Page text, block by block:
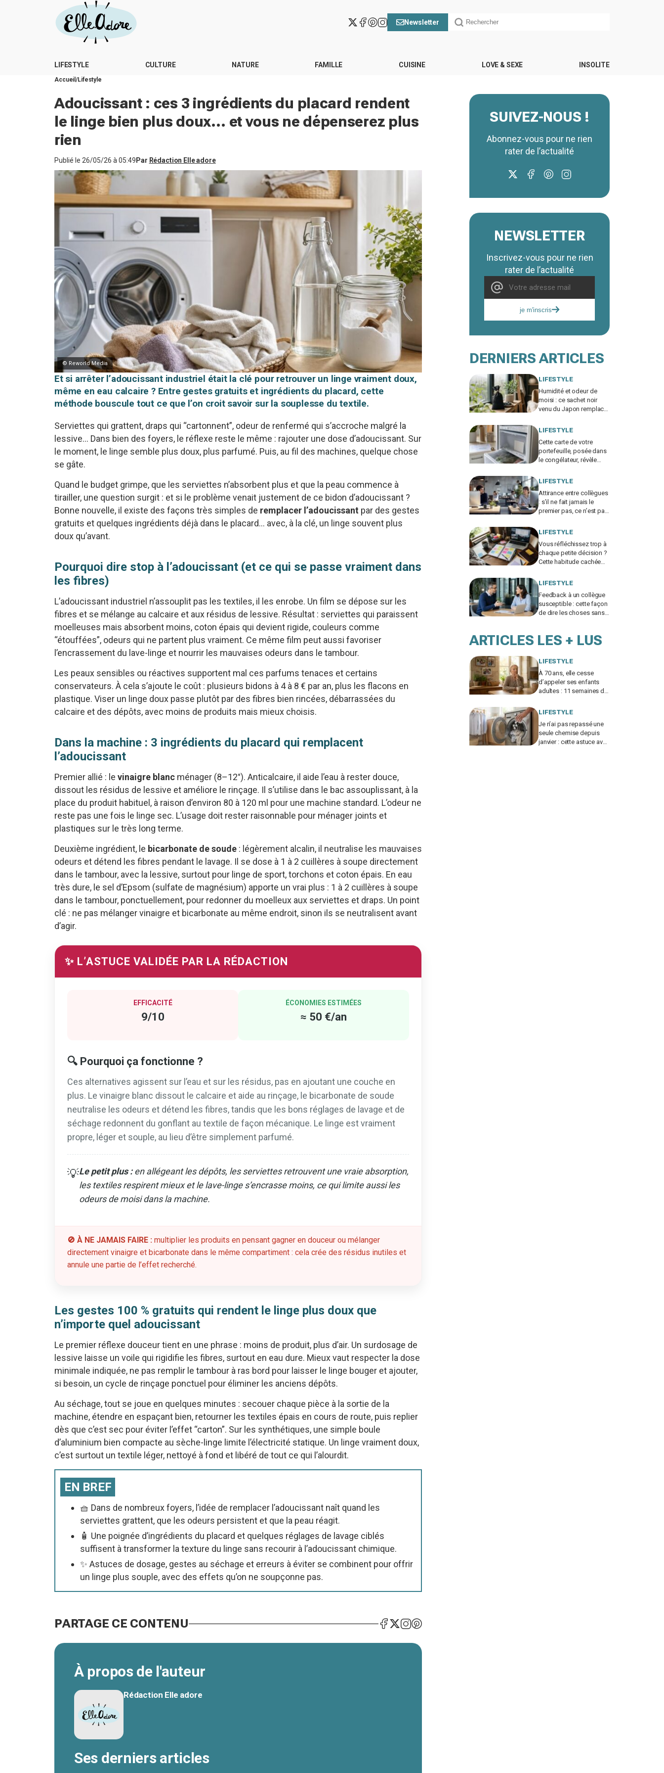
Newsletter
LIFESTYLE CULTURE NATURE FAMILLE CUISINE LOVE & SEXE INSOLITE
Accueil Lifestyle
Adoucissant : ces 3 ingrédients du placard rendent
le linge bien plus doux… et vous ne dépenserez plus
rien
Publié le 26/05/26 à 05:49 Par Rédaction Elle adore
© Reworld Media
Et si arrêter l’adoucissant industriel était la clé pour retrouver un linge vraiment doux,
même en eau calcaire ? Entre gestes gratuits et ingrédients du placard, cette
méthode bouscule tout ce que l’on croit savoir sur la souplesse du textile.
Serviettes qui grattent, draps qui “cartonnent”, odeur de renfermé qui s’accroche malgré la
lessive… Dans bien des foyers, le réflexe reste le même : rajouter une dose d’adoucissant. Sur
le moment, le linge semble plus doux, plus parfumé. Puis, au fil des machines, quelque chose
se gâte.
Quand le budget grimpe, que les serviettes n’absorbent plus et que la peau commence à
tirailler, une question surgit : et si le problème venait justement de ce bidon d’adoucissant ?
Bonne nouvelle, il existe des façons très simples de remplacer l’adoucissant par des gestes
gratuits et quelques ingrédients déjà dans le placard… avec, à la clé, un linge souvent plus
doux qu’avant.
Pourquoi dire stop à l’adoucissant (et ce qui se passe vraiment dans
les fibres)
L’adoucissant industriel n’assouplit pas les textiles, il les enrobe. Un film se dépose sur les
fibres et se mélange au calcaire et aux résidus de lessive. Résultat : serviettes qui paraissent
moelleuses mais absorbent moins, coton épais qui devient rigide, couleurs comme
“étouffées”, odeurs qui ne partent plus vraiment. Ce même film peut aussi favoriser
l’encrassement du lave-linge et nourrir les mauvaises odeurs dans le tambour.
Les peaux sensibles ou réactives supportent mal ces parfums tenaces et certains
conservateurs. À cela s’ajoute le coût : plusieurs bidons à 4 à 8 € par an, plus les flacons en
plastique. Viser un linge doux passe plutôt par des fibres bien rincées, débarrassées du
calcaire et des dépôts, avec moins de produits mais mieux choisis.
Dans la machine : 3 ingrédients du placard qui remplacent
l’adoucissant
Premier allié : le vinaigre blanc ménager (8–12°). Anticalcaire, il aide l’eau à rester douce,
dissout les résidus de lessive et améliore le rinçage. Il s’utilise dans le bac assouplissant, à la
place du produit habituel, à raison d’environ 80 à 120 ml pour une machine standard. L’odeur ne
reste pas une fois le linge sec. L’usage doit rester raisonnable pour ménager joints et
plastiques sur le très long terme.
Deuxième ingrédient, le bicarbonate de soude : légèrement alcalin, il neutralise les mauvaises
odeurs et détend les fibres pendant le lavage. Il se dose à 1 à 2 cuillères à soupe directement
dans le tambour, avec la lessive, surtout pour linge de sport, torchons et coton épais. En eau
très dure, le sel d’Epsom (sulfate de magnésium) apporte un vrai plus : 1 à 2 cuillères à soupe
dans le tambour, ponctuellement, pour redonner du moelleux aux serviettes et draps. Un point
clé : ne pas mélanger vinaigre et bicarbonate au même endroit, sinon ils se neutralisent avant
d’agir.
✨ L’ASTUCE VALIDÉE PAR LA RÉDACTION
EFFICACITÉ
9/10
ÉCONOMIES ESTIMÉES
≈ 50 €/an
🔍 Pourquoi ça fonctionne ?
Ces alternatives agissent sur l’eau et sur les résidus, pas en ajoutant une couche en
plus. Le vinaigre blanc dissout le calcaire et aide au rinçage, le bicarbonate de soude
neutralise les odeurs et détend les fibres, tandis que les bons réglages de lavage et de
séchage redonnent du gonflant au textile de façon mécanique. Le linge est vraiment
propre, léger et souple, au lieu d’être simplement parfumé.
💡Le petit plus :en allégeant les dépôts, les serviettes retrouvent une vraie absorption,
les textiles respirent mieux et le lave-linge s’encrasse moins, ce qui limite aussi les
odeurs de moisi dans la machine.
🚫 À NE JAMAIS FAIRE : multiplier les produits en pensant gagner en douceur ou mélanger
directement vinaigre et bicarbonate dans le même compartiment : cela crée des résidus inutiles et
annule une partie de l’effet recherché.
Les gestes 100 % gratuits qui rendent le linge plus doux que
n’importe quel adoucissant
Le premier réflexe douceur tient en une phrase : moins de produit, plus d’air. Un surdosage de
lessive laisse un voile qui rigidifie les fibres, surtout en eau dure. Mieux vaut respecter la dose
minimale indiquée, ne pas remplir le tambour à ras bord pour laisser le linge bouger et ajouter,
si besoin, un cycle de rinçage ponctuel pour éliminer les anciens dépôts.
Au séchage, tout se joue en quelques minutes : secouer chaque pièce à la sortie de la
machine, étendre en espaçant bien, retourner les textiles épais en cours de route, puis replier
dès que c’est sec pour éviter l’effet “carton”. Sur les synthétiques, une simple boule
d’aluminium bien compacte au sèche-linge limite l’électricité statique. Un linge vraiment doux,
c’est surtout un textile léger, nettoyé à fond et libéré de tout ce qui l’alourdit.
EN BREF
🧺 Dans de nombreux foyers, l’idée de remplacer l’adoucissant naît quand les
serviettes grattent, que les odeurs persistent et que la peau réagit.
🧴 Une poignée d’ingrédients du placard et quelques réglages de lavage ciblés
suffisent à transformer la texture du linge sans recourir à l’adoucissant chimique.
✨ Astuces de dosage, gestes au séchage et erreurs à éviter se combinent pour offrir
un linge plus souple, avec des effets qu’on ne soupçonne pas.
PARTAGE CE CONTENU
À propos de l'auteur
Rédaction Elle adore
Ses derniers articles
SUIVEZ-NOUS !
Abonnez-vous pour ne rien
rater de l’actualité
NEWSLETTER
Inscrivez-vous pour ne rien
rater de l’actualité
je m'inscris
DERNIERS ARTICLES
LIFESTYLE
Humidité et odeur de
moisi : ce sachet noir
venu du Japon remplace
sans consommer un watt
LIFESTYLE
Cette carte de votre
portefeuille, posée dans
le congélateur, révèle
d’électricité grimpe
LIFESTYLE
Attirance entre collègues
: s’il ne fait jamais le
premier pas, ce n’est pas
une raison taboue
LIFESTYLE
Vous réfléchissez trop à
chaque petite décision ?
Cette habitude cachée
votre vie
LIFESTYLE
Feedback à un collègue
susceptible : cette façon
de dire les choses sans
ARTICLES LES + LUS
LIFESTYLE
À 70 ans, elle cesse
d’appeler ses enfants
adultes : 11 semaines de
brutale sur les familles
LIFESTYLE
Je n’ai pas repassé une
seule chemise depuis
janvier : cette astuce avec